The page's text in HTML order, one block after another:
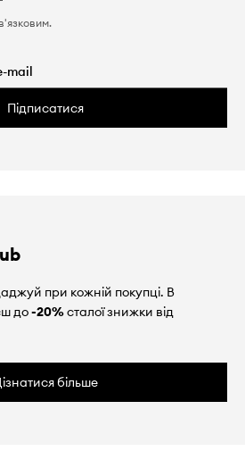
Підписатися
при кожній покупці. В
до-20%сталої знижки від
більше